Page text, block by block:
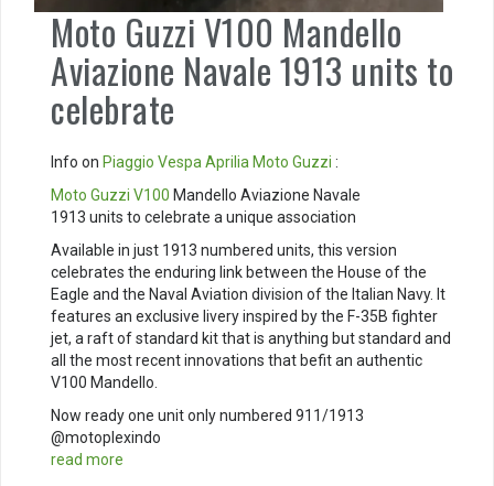
Moto Guzzi V100 Mandello
Aviazione Navale 1913 units to
celebrate
Info on Piaggio Vespa Aprilia Moto Guzzi :
Moto Guzzi V100 Mandello Aviazione Navale
1913 units to celebrate a unique association
Available in just 1913 numbered units, this version
celebrates the enduring link between the House of the
Eagle and the Naval Aviation division of the Italian Navy. It
features an exclusive livery inspired by the F-35B fighter
jet, a raft of standard kit that is anything but standard and
all the most recent innovations that befit an authentic
V100 Mandello.
Now ready one unit only numbered 911/1913
@motoplexindo
read more